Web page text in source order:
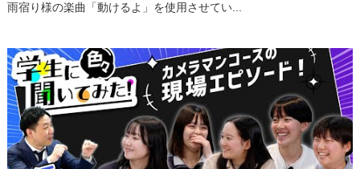
雨宿り様の楽曲「動けるよ」を使用させてい...